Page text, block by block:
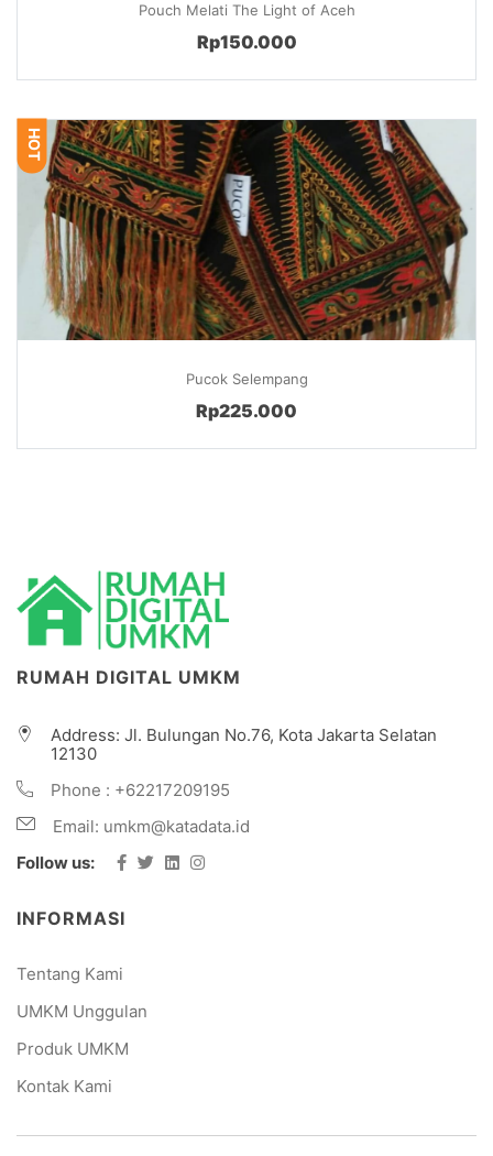
Pouch Melati The Light of Aceh
Rp150.000
Pucok Selempang
HOT
Rp225.000
RUMAH DIGITAL UMKM
Address: Jl. Bulungan No.76, Kota Jakarta Selatan
12130
Phone : +62217209195
Email: umkm@katadata.id
Follow us:
Facebook
Twitter
LinkedInInstagram
INFORMASI
Tentang Kami
UMKM Unggulan
Produk UMKM
Kontak Kami